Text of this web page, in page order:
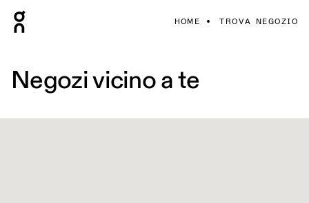
HOME TROVA NEGOZIO
Negozi vicino a te